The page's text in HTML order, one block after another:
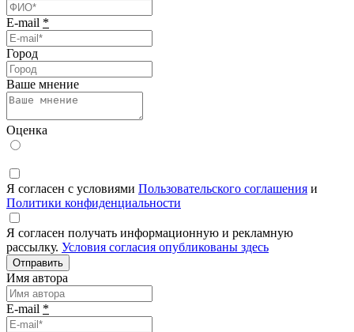
E-mail *
Город
Ваше мнение
Оценка
Я согласен с условиями Пользовательского соглашения и
Политики конфиденциальности
Я согласен получать информационную и рекламную
рассылку. Условия согласия опубликованы здесь
Отправить
Имя автора
E-mail *